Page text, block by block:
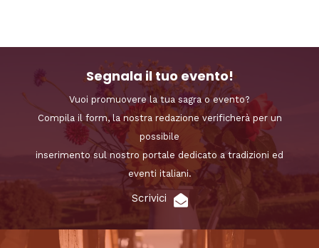
Segnala il tuo evento!
Vuoi promuovere la tua sagra o evento?
Compila il form, la nostra redazione verificherà per un
possibile
inserimento sul nostro portale dedicato a tradizioni ed
eventi italiani.
Scrivici